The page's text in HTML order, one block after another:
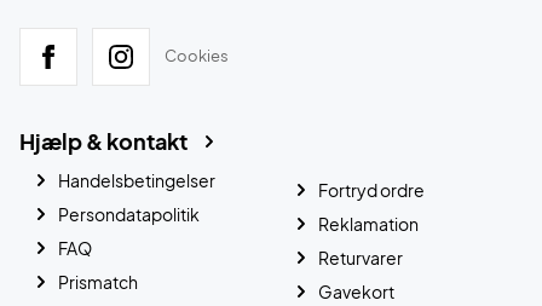
Cookies
Hjælp & kontakt
Handelsbetingelser
Persondatapolitik
FAQ
Prismatch
Fortryd ordre
Reklamation
Returvarer
Gavekort